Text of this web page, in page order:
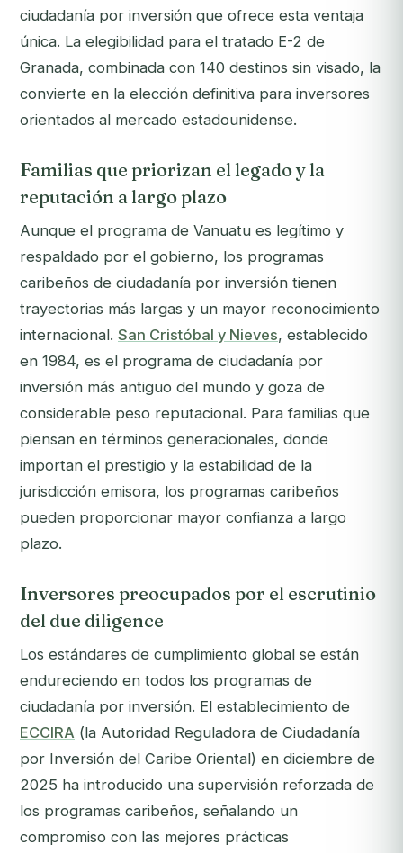
ciudadanía por inversión que ofrece esta ventaja
única. La elegibilidad para el tratado E-2 de
Granada, combinada con 140 destinos sin visado, la
convierte en la elección definitiva para inversores
orientados al mercado estadounidense.
Familias que priorizan el legado y la
reputación a largo plazo
Aunque el programa de Vanuatu es legítimo y
respaldado por el gobierno, los programas
caribeños de ciudadanía por inversión tienen
trayectorias más largas y un mayor reconocimiento
internacional. San Cristóbal y Nieves, establecido
en 1984, es el programa de ciudadanía por
inversión más antiguo del mundo y goza de
considerable peso reputacional. Para familias que
piensan en términos generacionales, donde
importan el prestigio y la estabilidad de la
jurisdicción emisora, los programas caribeños
pueden proporcionar mayor confianza a largo
plazo.
Inversores preocupados por el escrutinio
del due diligence
Los estándares de cumplimiento global se están
endureciendo en todos los programas de
ciudadanía por inversión. El establecimiento de
ECCIRA (la Autoridad Reguladora de Ciudadanía
por Inversión del Caribe Oriental) en diciembre de
2025 ha introducido una supervisión reforzada de
los programas caribeños, señalando un
compromiso con las mejores prácticas